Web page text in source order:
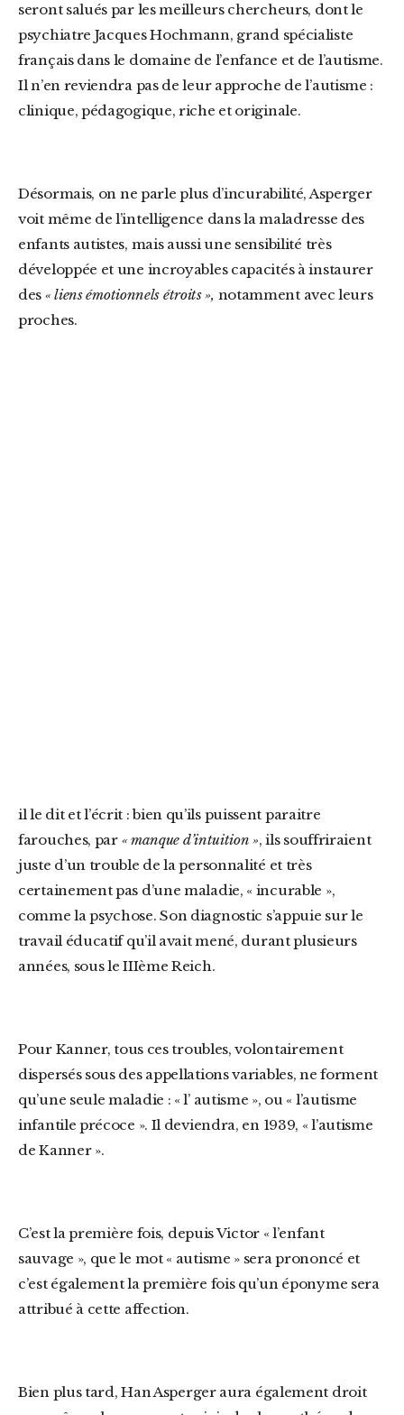
seront salués par les meilleurs chercheurs, dont le
psychiatre Jacques Hochmann, grand spécialiste
français dans le domaine de l’enfance et de l’autisme.
Il n’en reviendra pas de leur approche de l’autisme :
clinique, pédagogique, riche et originale.
Désormais, on ne parle plus d’incurabilité, Asperger
voit même de l’intelligence dans la maladresse des
enfants autistes, mais aussi une sensibilité très
développée et une incroyables capacités à instaurer
des « liens émotionnels étroits », notamment avec leurs
proches.
il le dit et l’écrit : bien qu’ils puissent paraitre
farouches, par « manque d’intuition », ils souffriraient
juste d’un trouble de la personnalité et très
certainement pas d’une maladie, « incurable »,
comme la psychose. Son diagnostic s’appuie sur le
travail éducatif qu’il avait mené, durant plusieurs
années, sous le IIIème Reich.
Pour Kanner, tous ces troubles, volontairement
dispersés sous des appellations variables, ne forment
qu’une seule maladie : « l’ autisme », ou « l’autisme
infantile précoce ». Il deviendra, en 1939, « l’autisme
de Kanner ».
C’est la première fois, depuis Victor « l’enfant
sauvage », que le mot « autisme » sera prononcé et
c’est également la première fois qu’un éponyme sera
attribué à cette affection.
Bien plus tard, Han Asperger aura également droit